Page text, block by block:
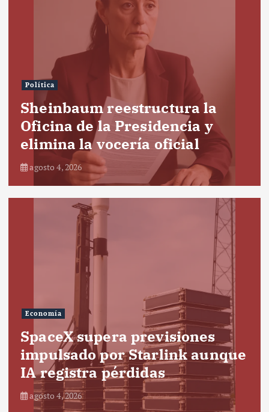
Política
Sheinbaum reestructura la
Oficina de la Presidencia y
elimina la vocería oficial
agosto 4, 2026
Economía
SpaceX supera previsiones
impulsado por Starlink aunque
IA registra pérdidas
agosto 4, 2026